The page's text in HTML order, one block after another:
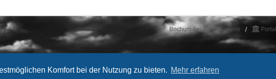
Komfort bei der Nutzung zu bieten. Mehr erfahren
Bochum-bei-Nacht Galerie Portal